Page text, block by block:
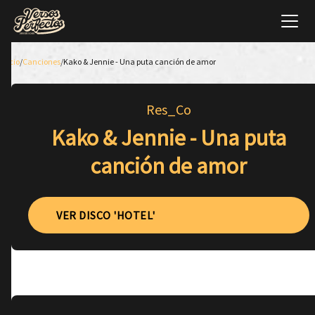
Inicio/Canciones/Kako & Jennie - Una puta canción de amor
Res_Co
Kako & Jennie - Una puta
canción de amor
VER DISCO 'HOTEL'